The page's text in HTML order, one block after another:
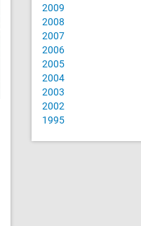
2009
2008
2007
2006
2005
2004
2003
2002
1995